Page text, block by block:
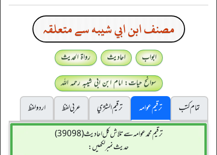
مصنف ابن ابي شيبه سے متعلقہ
ابواب احادیث
رواۃ الحدیث
سوانح حیات: امام ابن ابی شیبہ رحمہ اللہ
تمام کتب
ترقیم عوامہ ترقيم الشژي عربی لفظ
اردو لفظ
ترقیم محمدعوامہ سے تلاش کل احادیث (39098)
حدیث نمبر لکھیں: